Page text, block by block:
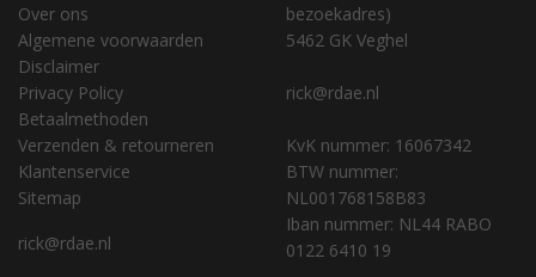
Over ons
Algemene voorwaarden
Disclaimer
Privacy Policy
Betaalmethoden
Verzenden & retourneren
Klantenservice
Sitemap
rick@rdae.nl
bezoekadres)
5462 GK Veghel
rick@rdae.nl
KvK nummer: 16067342
BTW nummer:
NL001768158B83
Iban nummer: NL44 RABO
0122 6410 19